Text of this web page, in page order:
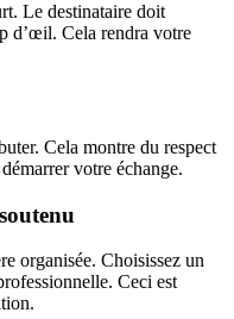
Le destinataire doit
d’œil. Cela rendra votre
Cela montre du respect
votre échange.
organisée. Choisissez un
Ceci est